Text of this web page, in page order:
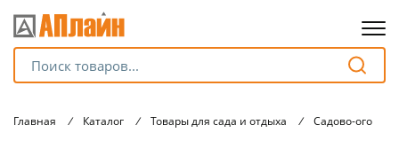
Главная / Каталог / Товары для сада и отдыха / Садово-